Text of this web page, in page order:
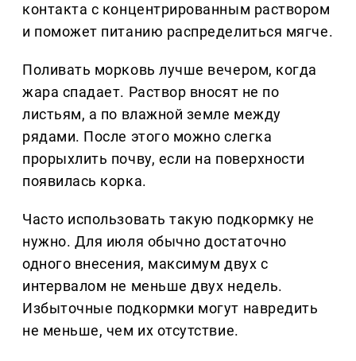
контакта с концентрированным раствором
и поможет питанию распределиться мягче.
Поливать морковь лучше вечером, когда
жара спадает. Раствор вносят не по
листьям, а по влажной земле между
рядами. После этого можно слегка
прорыхлить почву, если на поверхности
появилась корка.
Часто использовать такую подкормку не
нужно. Для июля обычно достаточно
одного внесения, максимум двух с
интервалом не меньше двух недель.
Избыточные подкормки могут навредить
не меньше, чем их отсутствие.